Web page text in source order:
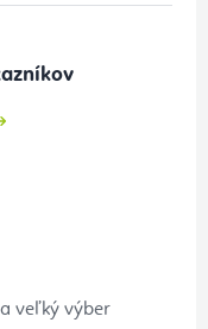
veľký výber